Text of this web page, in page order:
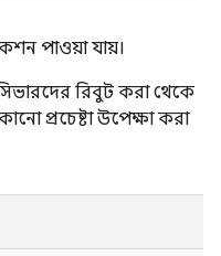
পাওয়া যায়।
রিবুট করা থেকে
প্রচেষ্টা উপেক্ষা করা